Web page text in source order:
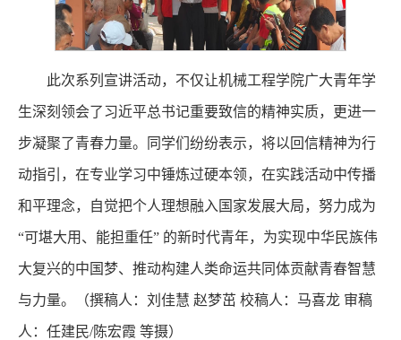
此次系列宣讲活动，不仅让机械工程学院广大青年学
生深刻领会了习近平总书记重要致信的精神实质，更进一
步凝聚了青春力量。同学们纷纷表示，将以回信精神为行
动指引，在专业学习中锤炼过硬本领，在实践活动中传播
和平理念，自觉把个人理想融入国家发展大局，努力成为
“可堪大用、能担重任” 的新时代青年，为实现中华民族伟
大复兴的中国梦、推动构建人类命运共同体贡献青春智慧
与力量。（撰稿人：刘佳慧 赵梦茁 校稿人：马喜龙 审稿
人：任建民/陈宏霞 等摄）